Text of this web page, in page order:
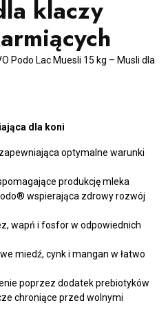
klaczy
Podo Lac Muesli 15 kg – Musli dla
dla koni
optymalne warunki
produkcję mleka
wspierająca zdrowy rozwój
wapń i fosfor w odpowiednich
miedź, cynk i mangan w łatwo
poprzez dodatek prebiotyków
chroniące przed wolnymi